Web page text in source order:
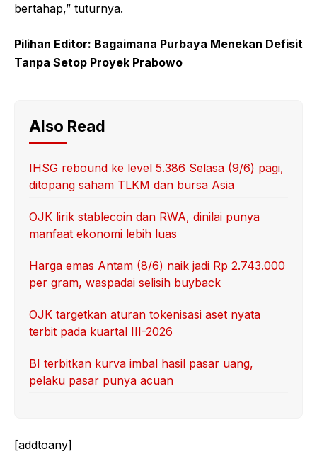
bertahap,” tuturnya.
Pilihan Editor: Bagaimana Purbaya Menekan Defisit
Tanpa Setop Proyek Prabowo
Also Read
IHSG rebound ke level 5.386 Selasa (9/6) pagi,
ditopang saham TLKM dan bursa Asia
OJK lirik stablecoin dan RWA, dinilai punya
manfaat ekonomi lebih luas
Harga emas Antam (8/6) naik jadi Rp 2.743.000
per gram, waspadai selisih buyback
OJK targetkan aturan tokenisasi aset nyata
terbit pada kuartal III-2026
BI terbitkan kurva imbal hasil pasar uang,
pelaku pasar punya acuan
[addtoany]